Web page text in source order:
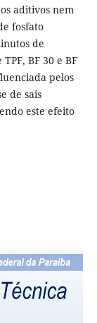
aditivos nem
fosfato
de
BF 30 e BF
pelos
de sais
este efeito